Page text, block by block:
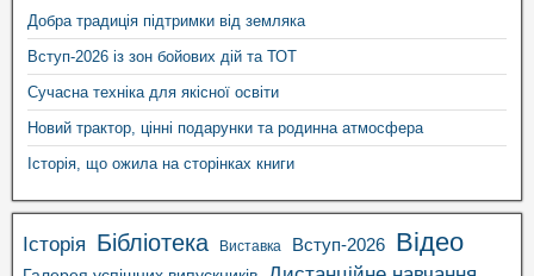
Добра традиція підтримки від земляка
Вступ-2026 із зон бойових дій та ТОТ
Сучасна техніка для якісної освіти
Новий трактор, цінні подарунки та родинна атмосфера
Історія, що ожила на сторінках книги
Історія Бібліотека Виставка Вступ-2026 Відео